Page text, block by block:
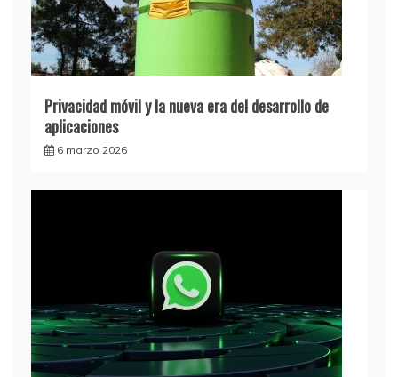
Privacidad móvil y la nueva era del desarrollo de
aplicaciones
6 marzo 2026